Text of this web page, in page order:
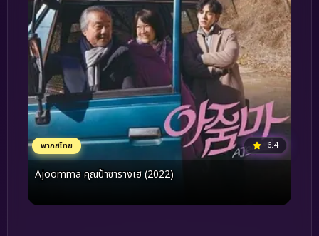
พากย์ไทย 6.4
Ajoomma คุณป้าซารางเฮ (2022)